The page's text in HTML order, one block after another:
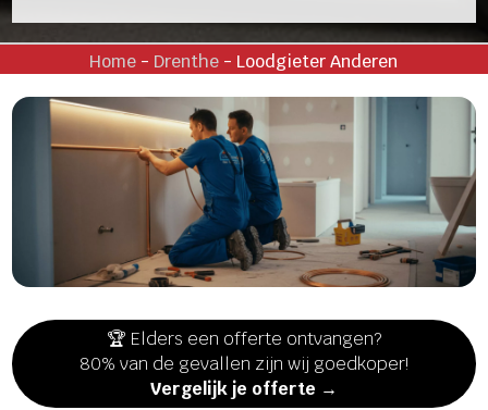
Home - Drenthe - Loodgieter Anderen
🏆 Elders een offerte ontvangen?
80% van de gevallen zijn wij goedkoper!
Vergelijk je offerte →